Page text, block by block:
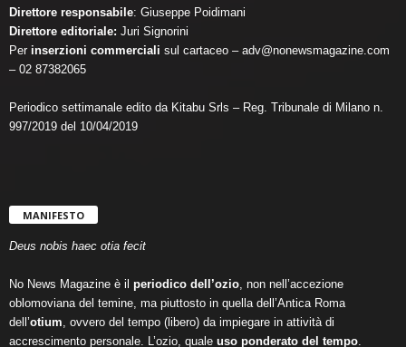
Direttore responsabile: Giuseppe Poidimani
Direttore editoriale: Juri Signorini
Per inserzioni commerciali sul cartaceo – adv@nonewsmagazine.com
– 02 87382065
Periodico settimanale edito da Kitabu Srls – Reg. Tribunale di Milano n.
997/2019 del 10/04/2019
MANIFESTO
Deus nobis haec otia fecit
No News Magazine è il periodico dell’ozio , non nell’accezione
oblomoviana del temine, ma piuttosto in quella dell’Antica Roma
dell’otium , ovvero del tempo (libero) da impiegare in attività di
accrescimento personale. L’ozio, quale uso ponderato del tempo